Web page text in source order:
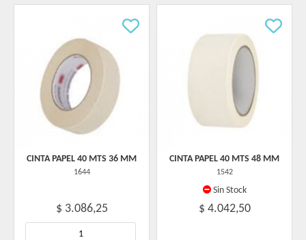
CINTA PAPEL 40 MTS 36 MM
1644
$ 3.086,25
CINTA PAPEL 40 MTS 48 MM
1542
Sin Stock
$ 4.042,50